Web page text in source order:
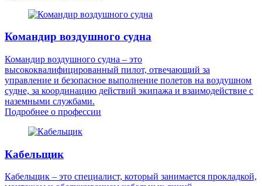
Командир воздушного судна
Командир воздушного судна – это
высококвалифицированный пилот, отвечающий за
управление и безопасное выполнение полетов на воздушном
судне, за координацию действий экипажа и взаимодействие с
наземными службами.
Подробнее о профессии
Кабельщик
Кабельщик – это специалист, который занимается прокладкой,